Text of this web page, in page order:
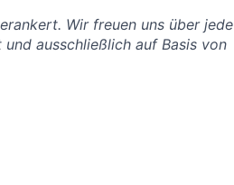
Wir freuen uns über jede
ausschließlich auf Basis von